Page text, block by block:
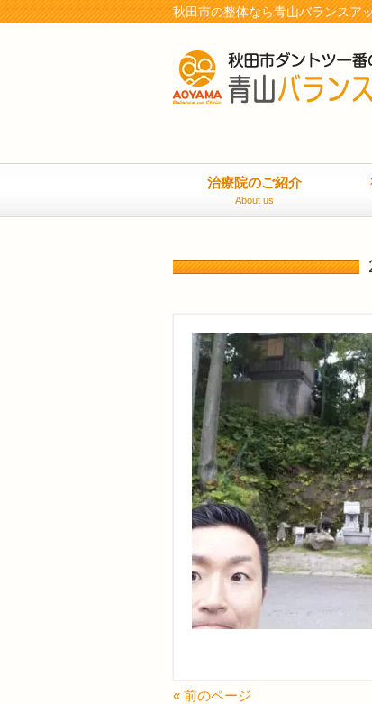
秋田市の整体なら青山バランスア
治療院のご紹介
About us
« 前のページ